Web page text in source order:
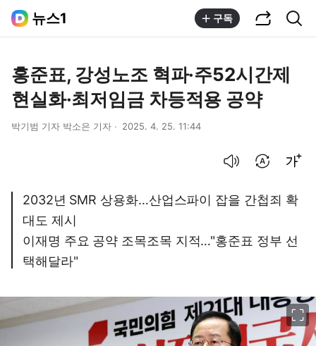
뉴스1 구독
홍준표, 강성노조 혁파·주52시간제
현실화·최저임금 차등적용 공약
박기범 기자 박소은 기자 2025. 4. 25. 11:44
2032년 SMR 상용화…산업스파이 잡을 간첩죄 확
대도 제시
이재명 주요 공약 조목조목 지적…"홍준표 정부 선
택해달라"